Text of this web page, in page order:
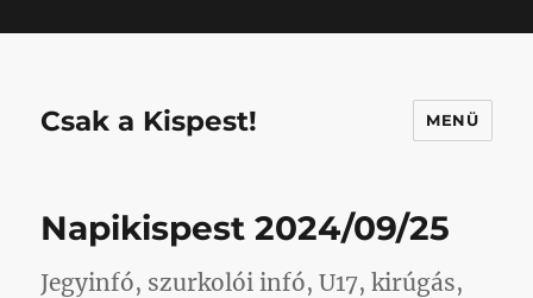
Csak a Kispest! MENÜ
Napikispest 2024/09/25
Jegyinfó, szurkolói infó, U17, kirúgás,